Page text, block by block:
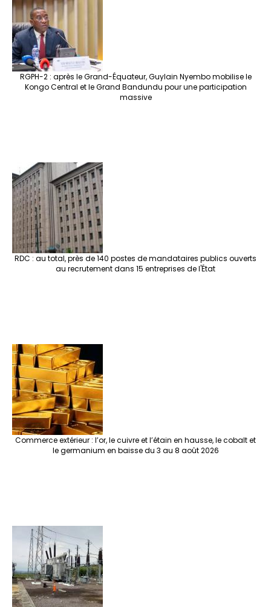
RGPH-2 : après le Grand-Équateur, Guylain Nyembo mobilise le
Kongo Central et le Grand Bandundu pour une participation
massive
RDC : au total, près de 140 postes de mandataires publics ouverts
au recrutement dans 15 entreprises de l'État
Commerce extérieur : l’or, le cuivre et l’étain en hausse, le cobalt et
le germanium en baisse du 3 au 8 août 2026